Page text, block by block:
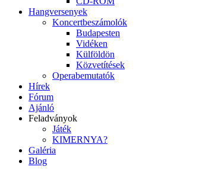
Hangversenyek
Koncertbeszámolók
Budapesten
Vidéken
Külföldön
Közvetítések
Operabemutatók
Hírek
Fórum
Ajánló
Feladványok
Játék
KIMERNYA?
Galéria
Blog